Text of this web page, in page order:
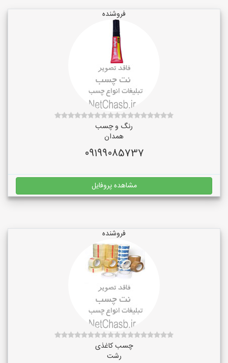
فروشنده
رنگ و چسب
همدان
09199085737
مشاهده پروفایل
فروشنده
چسب کاغذی
رشت